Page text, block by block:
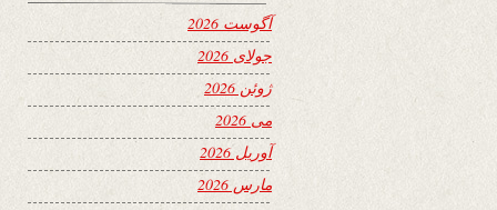
آگوست 2026
جولای 2026
ژوئن 2026
می 2026
آوریل 2026
مارس 2026